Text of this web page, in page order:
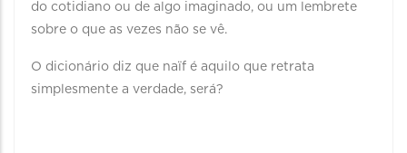
do cotidiano ou de algo imaginado, ou um lembrete
sobre o que as vezes não se vê.
O dicionário diz que naïf é aquilo que retrata
simplesmente a verdade, será?